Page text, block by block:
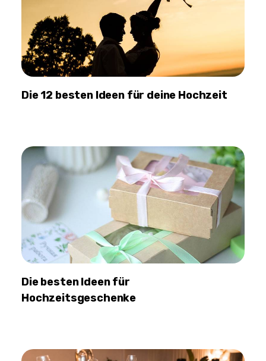
Die 12 besten Ideen für deine Hochzeit
Die besten Ideen für
Hochzeitsgeschenke